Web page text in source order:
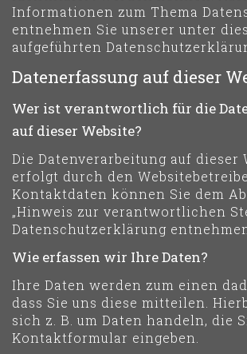
Informationen zum Thema
entnehmen Sie unserer unter
aufgeführten
Datenerfassung auf dieser
Wer ist verantwortlich für die
auf dieser Website?
Die Datenverarbeitung auf dieser
erfolgt durch den
Kontaktdaten können Sie dem
„Hinweis zur verantwortlichen
Datenschutzerklärung
Wie erfassen wir Ihre Daten?
Ihre Daten werden zum einen
dass Sie uns diese mitteilen.
sich z. B. um Daten handeln, die
Kontaktformular eingeben.